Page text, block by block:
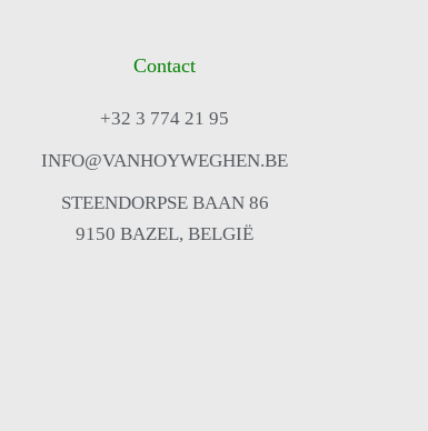
Contact
+32 3 774 21 95
INFO@VANHOYWEGHEN.BE
STEENDORPSE BAAN 86
9150 BAZEL, BELGIË